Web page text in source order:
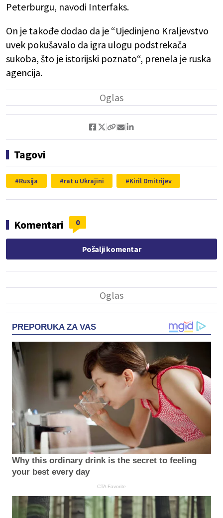
Peterburgu, navodi Interfaks.
On je takođe dodao da je “Ujedinjeno Kraljevstvo
uvek pokušavalo da igra ulogu podstrekača
sukoba, što je istorijski poznato“, prenela je ruska
agencija.
Tagovi
Rusija rat u Ukrajini Kiril Dmitrijev
Komentari 0
Pošalji komentar
PREPORUKA ZA VAS
Why this ordinary drink is the secret to feeling
your best every day
CTA Favorite